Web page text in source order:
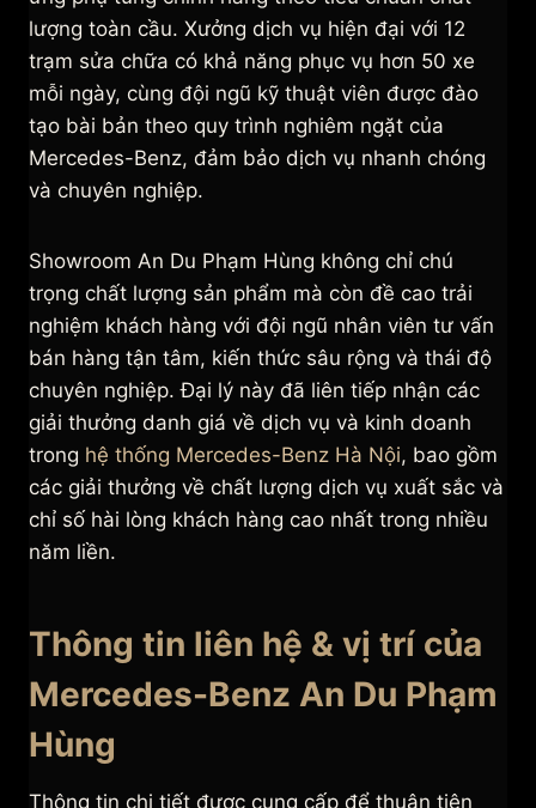
lượng toàn cầu. Xưởng dịch vụ hiện đại với 12
trạm sửa chữa có khả năng phục vụ hơn 50 xe
mỗi ngày, cùng đội ngũ kỹ thuật viên được đào
tạo bài bản theo quy trình nghiêm ngặt của
Mercedes-Benz, đảm bảo dịch vụ nhanh chóng
và chuyên nghiệp.
Showroom An Du Phạm Hùng không chỉ chú
trọng chất lượng sản phẩm mà còn đề cao trải
nghiệm khách hàng với đội ngũ nhân viên tư vấn
bán hàng tận tâm, kiến thức sâu rộng và thái độ
chuyên nghiệp. Đại lý này đã liên tiếp nhận các
giải thưởng danh giá về dịch vụ và kinh doanh
trong hệ thống Mercedes-Benz Hà Nội, bao gồm
các giải thưởng về chất lượng dịch vụ xuất sắc và
chỉ số hài lòng khách hàng cao nhất trong nhiều
năm liền.
Thông tin liên hệ & vị trí của
Mercedes-Benz An Du Phạm
Hùng
Thông tin chi tiết được cung cấp để thuận tiện